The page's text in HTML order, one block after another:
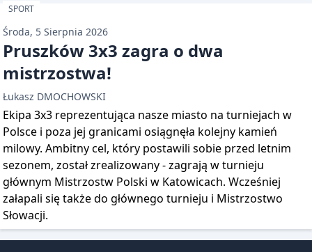
SPORT
Środa, 5 Sierpnia 2026
Pruszków 3x3 zagra o dwa
mistrzostwa!
Łukasz DMOCHOWSKI
Ekipa 3x3 reprezentująca nasze miasto na turniejach w
Polsce i poza jej granicami osiągnęła kolejny kamień
milowy. Ambitny cel, który postawili sobie przed letnim
sezonem, został zrealizowany - zagrają w turnieju
głównym Mistrzostw Polski w Katowicach. Wcześniej
załapali się także do głównego turnieju i Mistrzostwo
Słowacji.